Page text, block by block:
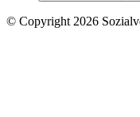
© Copyright 2026